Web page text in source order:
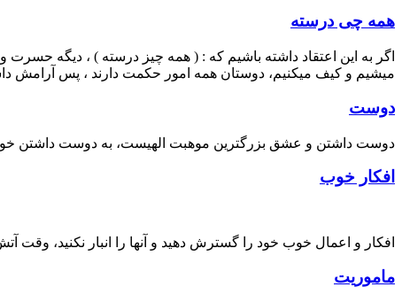
همه چی درسته
اگر به این اعتقاد داشته باشیم که : ( همه چیز درسته ) ، دیگه
میشیم و کیف میکنیم، دوستان همه امور حکمت دارند ، پس آرامش
دوست
دوست داشتن و عشق بزرگترین موهبت الهیست، به دوست داشتن
افکار خوب
افکار و اعمال خوب خود را گسترش دهید و آنها را انبار نکنید، وقت
ماموریت